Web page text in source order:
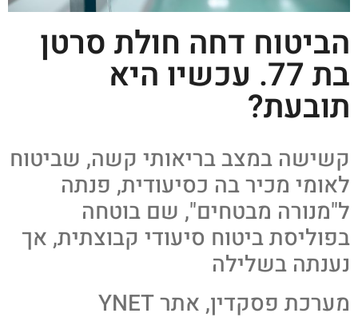
הביטוח דחה חולת סרטן
בת 77. עכשיו היא
תובעת?
קשישה במצב בריאותי קשה, שביטוח
לאומי מכיר בה כסיעודית, פנתה
ל"מנורה מבטחים", שם בוטחה
בפוליסת ביטוח סיעודי קבוצתית, אך
נענתה בשלילה
מערכת פסקדין, אתר YNET